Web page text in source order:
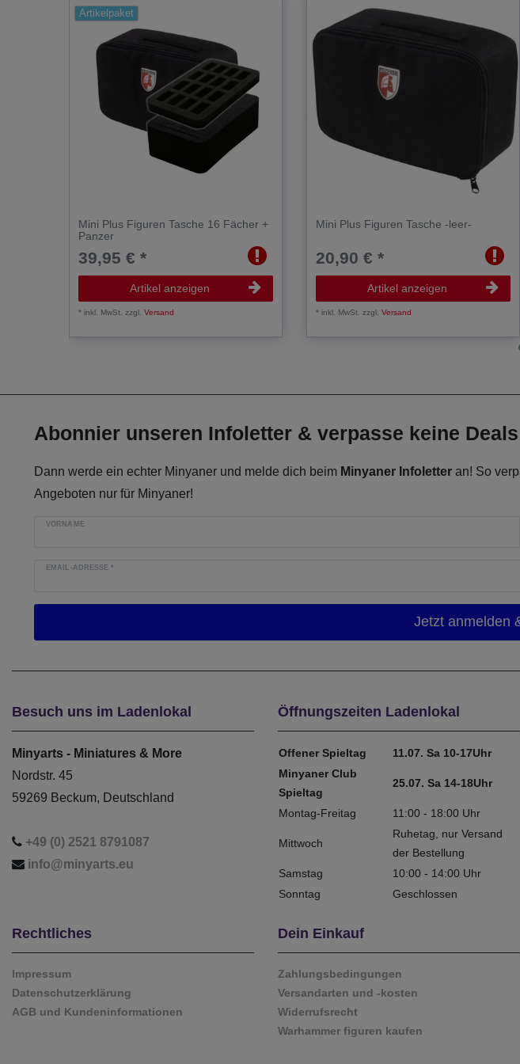
Artikelpaket
Mini Plus Figuren Tasche 16 Fächer +
Panzer
39,95 € *
Artikel anzeigen
*inkl. MwSt. zzgl.Versand
Mini Plus Figuren Tasche -leer-
20,90 € *
Artikel anzeigen
*inkl. MwSt. zzgl.Versand
Abonnier unseren Infoletter & verpasse keine
Dann werde ein echter Minyaner und melde dich beim Minyaner Infoletter an! So
Angeboten nur für Minyaner!
VORNAME
EMAIL-ADRESSE*
Besuch uns im Ladenlokal
Minyarts - Miniatures & More
Nordstr. 45
59269 Beckum, Deutschland
+49 (0) 2521 8791087
info@minyarts.eu
Öffnungszeiten Ladenlokal
Offener Spieltag
11.07. Sa 10-17Uhr
Minyaner Club
Spieltag
25.07. Sa 14-18Uhr
Montag-Freitag 11:00 - 18:00 Uhr
Mittwoch
Ruhetag, nur Versand
der Bestellung
Samstag
10:00 - 14:00 Uhr
Sonntag
Geschlossen
Rechtliches
Impressum
Datenschutzerklärung
AGB und Kundeninformationen
Dein Einkauf
Zahlungsbedingungen
Versandarten und -kosten
Widerrufsrecht
Warhammer figuren kaufen